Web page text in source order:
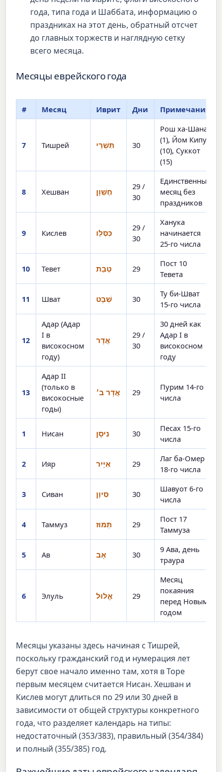
года, типа года и Шаббата, информацию о
праздниках на этот день, обратный отсчет
до главных торжеств и наглядную сетку
всего месяца.
Месяцы еврейского года
# Месяц Иврит Дни Примечания
7 Тишрей תִּשְׁרֵי 30
Рош ха-Шана
(1), Йом Кипур
(10), Суккот
(15)
8 Хешван חֶשְׁוָן
29 /
30
Единственный
месяц без
праздников
9 Кислев כִּסְלֵו
29 /
30
Ханука
начинается
25-го числа
10 Тевет טֵבֵת 29
Пост 10
Тевета
11 Шват שְׁבָט 30
Ту би-Шват
15-го числа
12
Адар (Адар
I в
високосном
году)
אֲדָר
29 /
30
30 дней как
Адар I в
високосном
году
13
Адар II
(только в
високосные
годы)
אֲדָר ב׳ 29
Пурим 14-го
числа
1 Нисан נִיסָן 30
Песах 15-го
числа
2 Ияр אִיָּיר 29
Лаг ба-Омер
18-го числа
3 Сиван סִיוָן 30
Шавуот 6-го
числа
4 Таммуз תַּמּוּז 29
Пост 17
Таммуза
5 Ав אָב 30
9 Ава, день
траура
6 Элуль אֱלוּל 29
Месяц
покаяния
перед Новым
годом
Месяцы указаны здесь начиная с Тишрей,
поскольку гражданский год и нумерация лет
берут свое начало именно там, хотя в Торе
первым месяцем считается Нисан. Хешван и
Кислев могут длиться по 29 или 30 дней в
зависимости от общей структуры конкретного
года, что разделяет календарь на типы:
недостаточный (353/383), правильный (354/384)
и полный (355/385) год.